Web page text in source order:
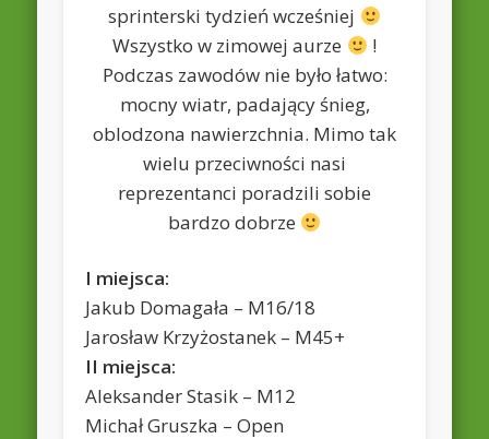
sprinterski tydzień wcześniej
Wszystko w zimowej aurze
!
Podczas zawodów nie było łatwo:
mocny wiatr, padający śnieg,
oblodzona nawierzchnia. Mimo tak
wielu przeciwności nasi
reprezentanci poradzili sobie
bardzo dobrze
I miejsca:
Jakub Domagała – M16/18
Jarosław Krzyżostanek – M45+
II miejsca:
Aleksander Stasik – M12
Michał Gruszka – Open